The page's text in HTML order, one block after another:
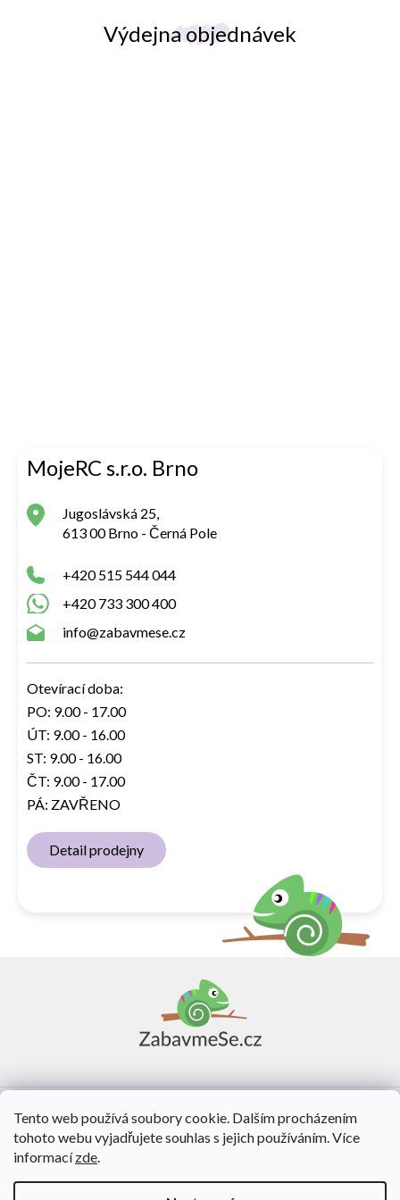
Tento web používá soubory cookie. Dalším procházením
tohoto webu vyjadřujete souhlas s jejich používáním. Více
informacízde.
s
u
Výdejna objednávek
MojeRC s.r.o. Brno
Jugoslávská 25,
613 00 Brno - Černá Pole
+420 515 544 044
+420 733 300 400
info@zabavmese.cz
Otevírací doba:
PO: 9.00 - 17.00
ÚT: 9.00 - 16.00
ST: 9.00 - 16.00
ČT: 9.00 - 17.00
PÁ: ZAVŘENO
Detail prodejny
O nás